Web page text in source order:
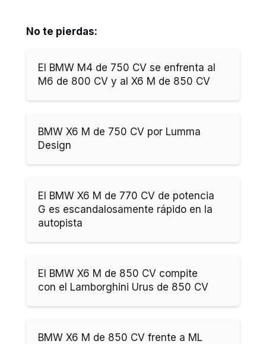
No te pierdas:
El BMW M4 de 750 CV se enfrenta al
M6 de 800 CV y al X6 M de 850 CV
BMW X6 M de 750 CV por Lumma
Design
El BMW X6 M de 770 CV de potencia
G es escandalosamente rápido en la
autopista
El BMW X6 M de 850 CV compite
con el Lamborghini Urus de 850 CV
BMW X6 M de 850 CV frente a ML